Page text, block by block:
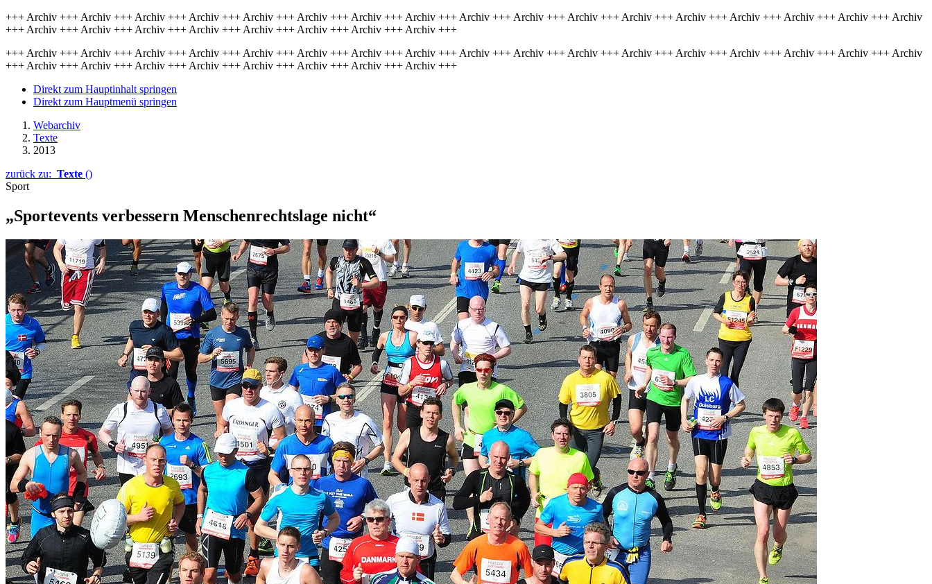
+++ Archiv +++ Archiv +++ Archiv +++ Archiv +++ Archiv +++ Archiv +++ Archiv +++ Archiv +++ Archiv +++ Archiv +++ Archiv +++ Archiv +++ Archiv +++ Archiv +++ Archiv +++ Archiv +++ Archiv
+++ Archiv +++ Archiv +++ Archiv +++ Archiv +++ Archiv +++ Archiv +++ Archiv +++ Archiv +++
+++ Archiv +++ Archiv +++ Archiv +++ Archiv +++ Archiv +++ Archiv +++ Archiv +++ Archiv +++ Archiv +++ Archiv +++ Archiv +++ Archiv +++ Archiv +++ Archiv +++ Archiv +++ Archiv +++ Archiv
+++ Archiv +++ Archiv +++ Archiv +++ Archiv +++ Archiv +++ Archiv +++ Archiv +++ Archiv +++
Direkt zum Hauptinhalt springen
Direkt zum Hauptmenü springen
Webarchiv
Texte
2013
zurück zu: Texte ()
Sport
„Sportevents verbessern Menschenrechtslage nicht“